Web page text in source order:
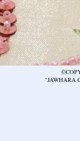
"JAWHARA